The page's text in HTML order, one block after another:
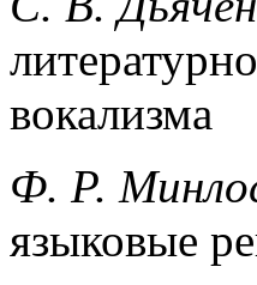
вокализма
Ф. Р.
языковые